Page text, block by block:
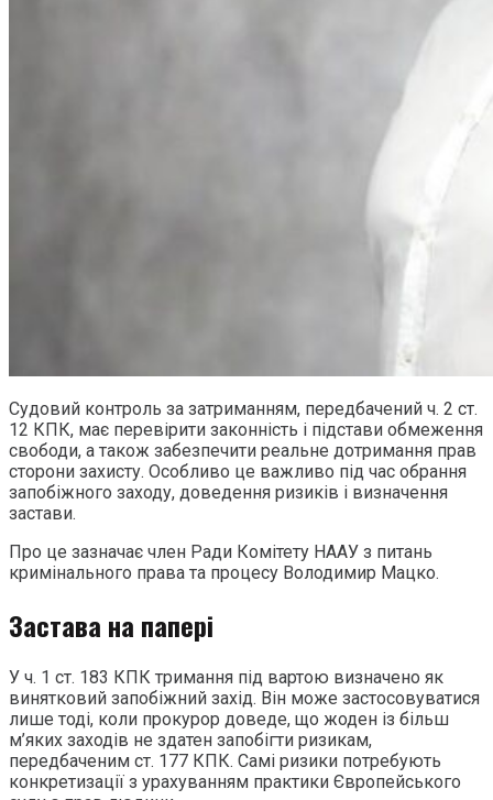
Судовий контроль за затриманням, передбачений ч. 2 ст.
12 КПК, має перевірити законність і підстави обмеження
свободи, а також забезпечити реальне дотримання прав
сторони захисту. Особливо це важливо під час обрання
запобіжного заходу, доведення ризиків і визначення
застави.
Про це зазначає член Ради Комітету НААУ з питань
кримінального права та процесу Володимир Мацко.
Застава на папері
У ч. 1 ст. 183 КПК тримання під вартою визначено як
винятковий запобіжний захід. Він може застосовуватися
лише тоді, коли прокурор доведе, що жоден із більш
м’яких заходів не здатен запобігти ризикам,
передбаченим ст. 177 КПК. Самі ризики потребують
конкретизації з урахуванням практики Європейського